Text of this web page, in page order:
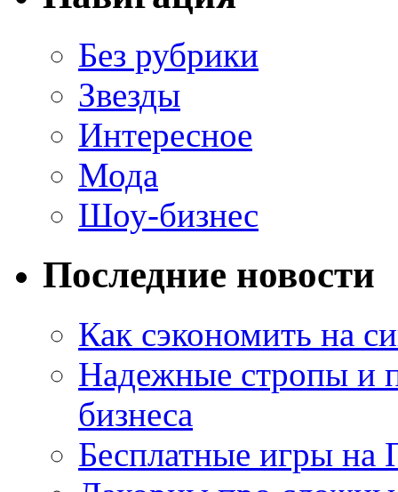
Без рубрики
Звезды
Интересное
Мода
Шоу-бизнес
Последние новости
Как сэкономить на
Надежные стропы и
бизнеса
Бесплатные игры на